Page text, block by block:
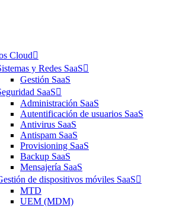
Cloud
y Redes SaaS
Gestión SaaS
SaaS
Administración SaaS
Autentificación de usuarios SaaS
Antivirus SaaS
Antispam SaaS
Provisioning SaaS
Backup SaaS
Mensajería SaaS
de dispositivos móviles SaaS
MTD
UEM (MDM)